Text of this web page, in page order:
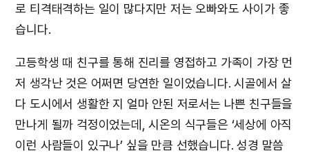
로 티격태격하는 일이 많다지만 저는 오빠와도 사이가 좋
습니다.
고등학생 때 친구를 통해 진리를 영접하고 가족이 가장 먼
저 생각난 것은 어쩌면 당연한 일이었습니다. 시골에서 살
다 도시에서 생활한 지 얼마 안된 저로서는 나쁜 친구들을
만나게 될까 걱정이었는데, 시온의 식구들은 ‘세상에 아직
이런 사람들이 있구나’ 싶을 만큼 선했습니다. 성경 말씀